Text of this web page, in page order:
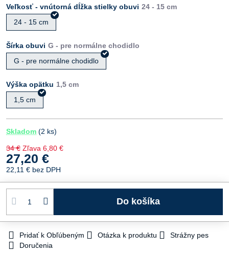
Veľkosť - vnútorná dĺžka stielky obuvi
24 - 15 cm
Šírka obuvi
G - pre normálne chodidlo
Výška opätku
1,5 cm
Skladom (2 ks)
34 € Zľava 6,80 €
27,20 €
22,11 € bez DPH
Do košíka
Pridať k Obľúbeným Otázka k produktu
Strážny pes
Doručenia